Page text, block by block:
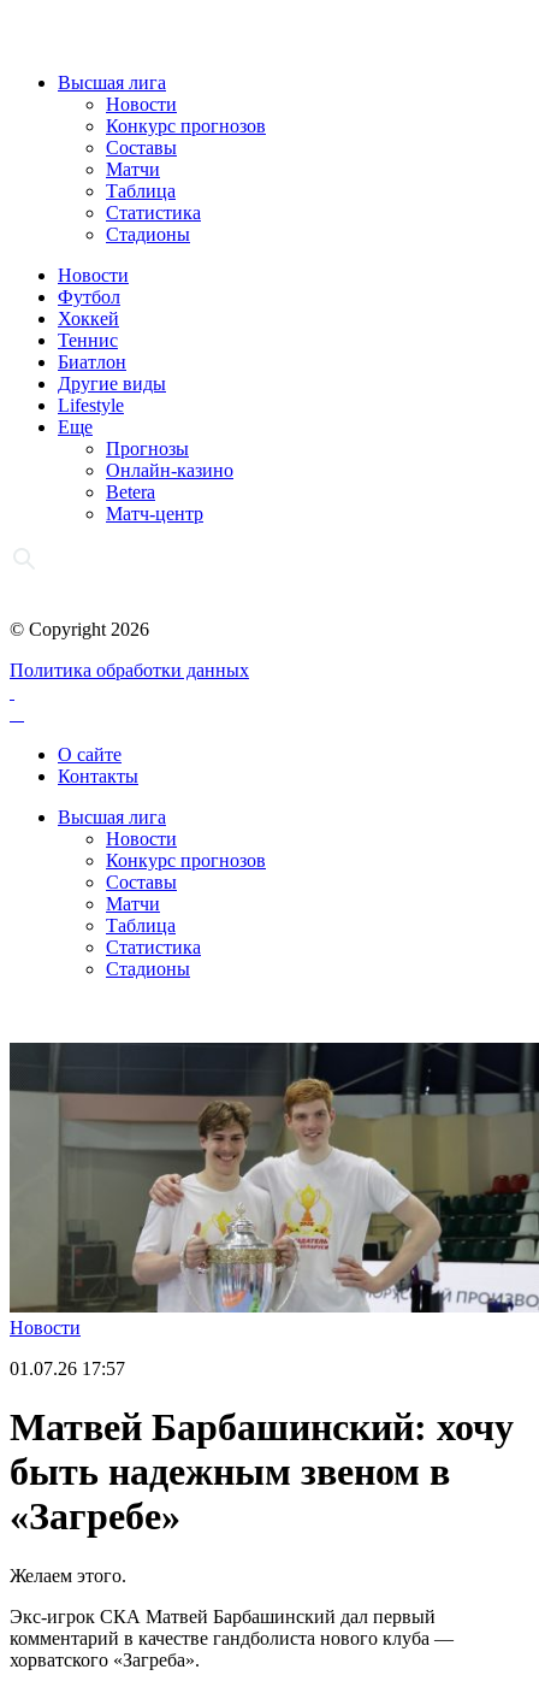
Высшая лига
Новости
Конкурс прогнозов
Составы
Матчи
Таблица
Статистика
Стадионы
Новости
Футбол
Хоккей
Теннис
Биатлон
Другие виды
Lifestyle
Еще
Прогнозы
Онлайн-казино
Betera
Матч-центр
© Copyright 2026
Политика обработки данных
О сайте
Контакты
Высшая лига
Новости
Конкурс прогнозов
Составы
Матчи
Таблица
Статистика
Стадионы
Новости
01.07.26 17:57
Матвей Барбашинский: хочу
быть надежным звеном в
«Загребе»
Желаем этого.
Экс-игрок СКА Матвей Барбашинский дал первый
комментарий в качестве гандболиста нового клуба —
хорватского «Загреба».